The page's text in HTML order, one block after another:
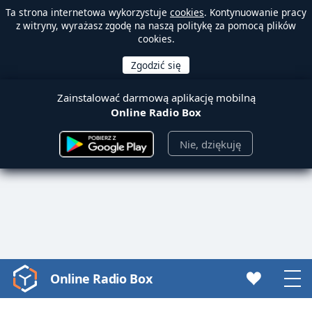
Ta strona internetowa wykorzystuje cookies. Kontynuowanie pracy
z witryny, wyrażasz zgodę na naszą politykę za pomocą plików
cookies.
Zainstalować darmową aplikację mobilną
Online Radio Box
Nie, dziękuję
Video
Player
Online Radio Box